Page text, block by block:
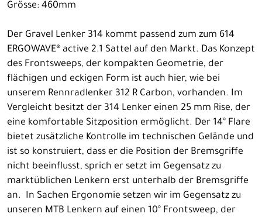
Grösse: 460mm
Der Gravel Lenker 314 kommt passend zum zum 614
ERGOWAVE® active 2.1 Sattel auf den Markt. Das Konzept
des Frontsweeps, der kompakten Geometrie, der
flächigen und eckigen Form ist auch hier, wie bei
unserem Rennradlenker 312 R Carbon, vorhanden. Im
Vergleicht besitzt der 314 Lenker einen 25 mm Rise, der
eine komfortable Sitzposition ermöglicht. Der 14° Flare
bietet zusätzliche Kontrolle im technischen Gelände und
ist so konstruiert, dass er die Position der Bremsgriffe
nicht beeinflusst, sprich er setzt im Gegensatz zu
marktüblichen Lenkern erst unterhalb der Bremsgriffe
an. In Sachen Ergonomie setzen wir im Gegensatz zu
unseren MTB Lenkern auf einen 10° Frontsweep, der